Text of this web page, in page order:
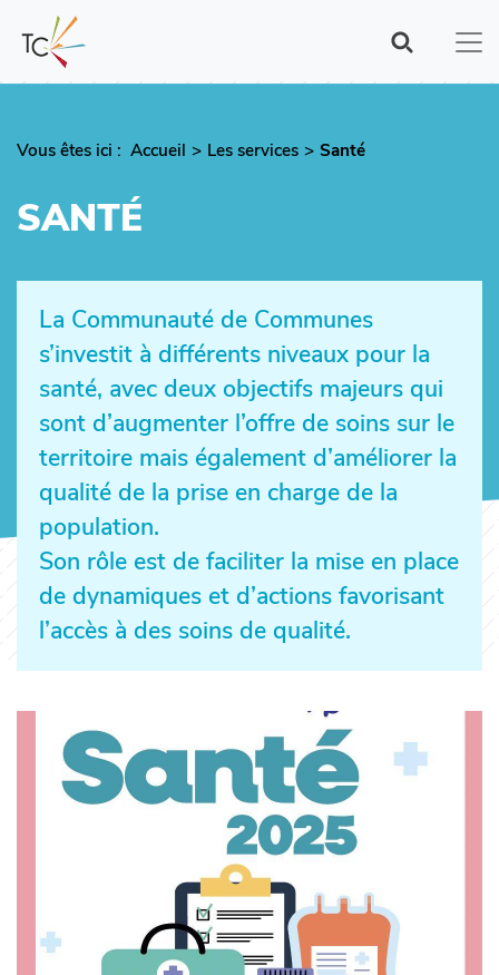
contenu
principal
Vous êtes ici : Fil
Accueil Les services Santé
SANTÉ
La Communauté de Communes
s’investit à différents niveaux pour la
santé, avec deux objectifs majeurs qui
sont d’augmenter l’offre de soins sur le
territoire mais également d’améliorer la
qualité de la prise en charge de la
population.
Son rôle est de faciliter la mise en place
de dynamiques et d’actions favorisant
l’accès à des soins de qualité.